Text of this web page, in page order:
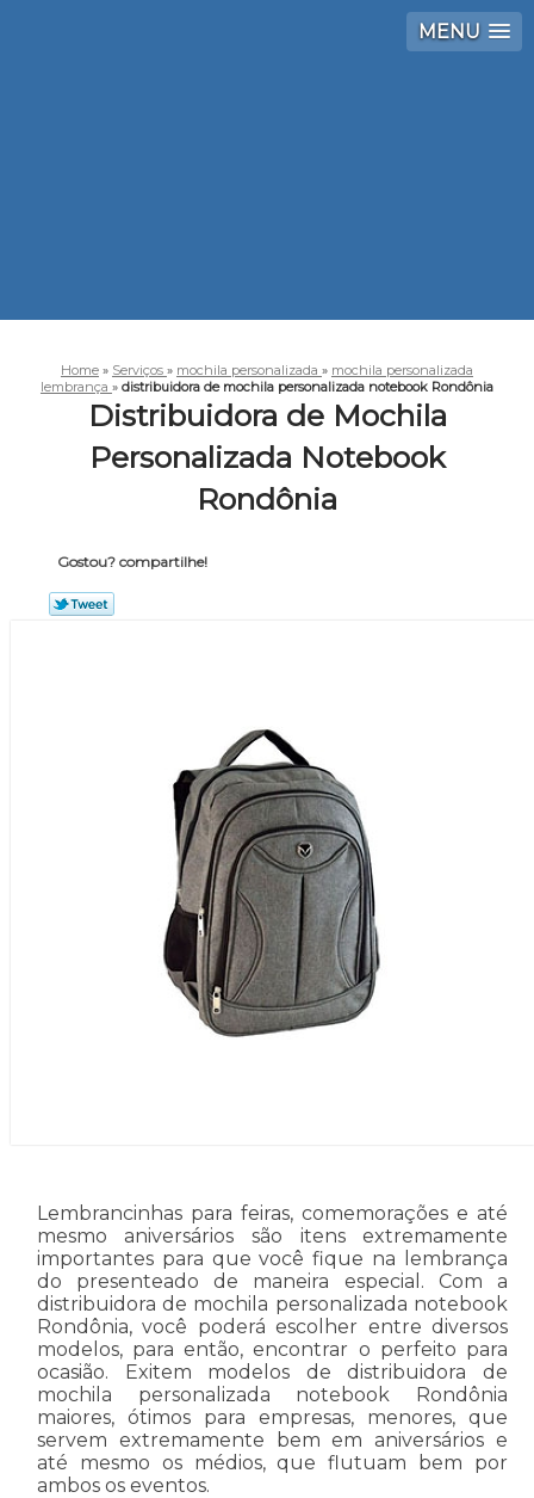
MENU
Home » Serviços » mochila personalizada » mochila personalizada
lembrança » distribuidora de mochila personalizada notebook Rondônia
Distribuidora de Mochila
Personalizada Notebook
Rondônia
Gostou? compartilhe!
Lembrancinhas para feiras, comemorações e até
mesmo aniversários são itens extremamente
importantes para que você fique na lembrança
do presenteado de maneira especial. Com a
distribuidora de mochila personalizada notebook
Rondônia, você poderá escolher entre diversos
modelos, para então, encontrar o perfeito para
ocasião. Exitem modelos de distribuidora de
mochila personalizada notebook Rondônia
maiores, ótimos para empresas, menores, que
servem extremamente bem em aniversários e
até mesmo os médios, que flutuam bem por
ambos os eventos.